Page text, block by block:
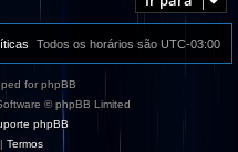
Todos os horários são UTC-03:00
for phpBB
© phpBB Limited
phpBB
| Termos